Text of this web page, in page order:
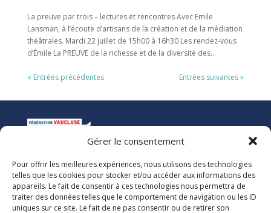
Gérer le consentement
Pour offrir les meilleures expériences, nous utilisons des technologies
telles que les cookies pour stocker et/ou accéder aux informations des
appareils. Le fait de consentir à ces technologies nous permettra de
traiter des données telles que le comportement de navigation ou les ID
uniques sur ce site. Le fait de ne pas consentir ou de retirer son
La preuve par trois – lectures et rencontres Avec Emile
Lansman, à l’écoute d’artisans de la création et de la médiation
théâtrales. Mardi 22 juillet de 15h00 à 16h30 Les rendez-vous
d’Émile La PREUVE de la richesse et de la diversité des...
« Entrées précédentes Entrées suivantes »
La Ligue de l’Enseignement
Fédération des Œuvres Laïques de Vaucluse
Nous vous accueillons dans nos locaux du lundi au jeudi de 08h00 à 12h30